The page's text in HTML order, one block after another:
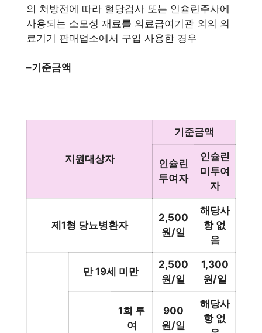
의 처방전에 따라 혈당검사 또는 인슐린주사에
사용되는 소모성 재료를 의료급여기관 외의 의
료기기 판매업소에서 구입 사용한 경우
–기준금액
지원대상자
기준금액
인슐린
투여자
인슐린
미투여
자
제1형 당뇨병환자
2,500
원/일
해당사
항 없
음
만 19세 미만
2,500
원/일
1,300
원/일
1회 투
여
900
원/일
해당사
항 없